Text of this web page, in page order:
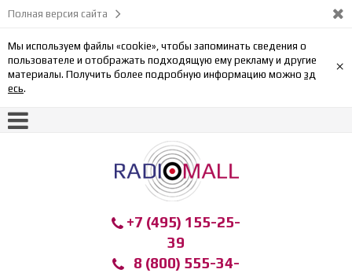
Полная версия сайта
Мы используем файлы «cookie», чтобы запоминать сведения о
пользователе и отображать подходящую ему рекламу и другие
материалы. Получить более подробную информацию можно зд
есь.
×
+7 (495) 155-25-
39
8 (800) 555-34-